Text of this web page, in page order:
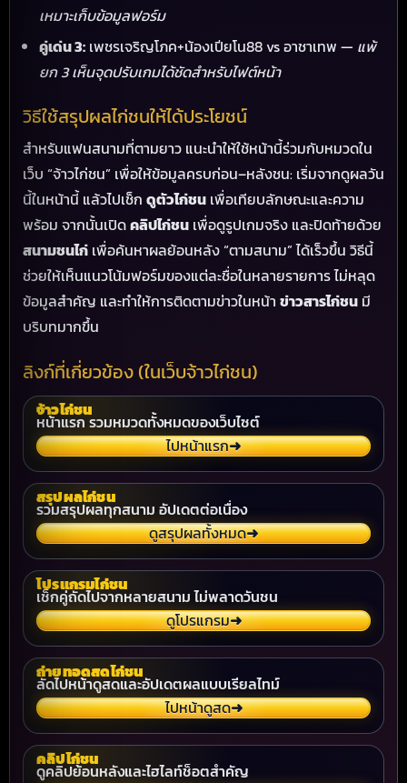
เหมาะเก็บข้อมูลฟอร์ม
คู่เด่น 3: เพชรเจริญโภค+น้องเปียโน88 vs อาชาเทพ — แพ้
ยก 3 เห็นจุดปรับเกมได้ชัดสำหรับไฟต์หน้า
วิธีใช้สรุปผลไก่ชนให้ได้ประโยชน์
สำหรับแฟนสนามที่ตามยาว แนะนำให้ใช้หน้านี้ร่วมกับหมวดใน
เว็บ “จ้าวไก่ชน” เพื่อให้ข้อมูลครบก่อน–หลังชน: เริ่มจากดูผลวัน
นี้ในหน้านี้ แล้วไปเช็ก ดูตัวไก่ชน เพื่อเทียบลักษณะและความ
พร้อม จากนั้นเปิดคลิปไก่ชน เพื่อดูรูปเกมจริง และปิดท้ายด้วย
สนามชนไก่ เพื่อค้นหาผลย้อนหลัง “ตามสนาม” ได้เร็วขึ้น วิธีนี้
ช่วยให้เห็นแนวโน้มฟอร์มของแต่ละชื่อในหลายรายการ ไม่หลุด
ข้อมูลสำคัญ และทำให้การติดตามข่าวในหน้า ข่าวสารไก่ชน มี
บริบทมากขึ้น
ลิงก์ที่เกี่ยวข้อง (ในเว็บจ้าวไก่ชน)
จ้าวไก่ชน
หน้าแรก รวมหมวดทั้งหมดของเว็บไซต์
ไปหน้าแรก➜
สรุปผลไก่ชน
รวมสรุปผลทุกสนาม อัปเดตต่อเนื่อง
ดูสรุปผลทั้งหมด➜
โปรแกรมไก่ชน
เช็กคู่ถัดไปจากหลายสนาม ไม่พลาดวันชน
ดูโปรแกรม➜
ถ่ายทอดสดไก่ชน
ลัดไปหน้าดูสดและอัปเดตผลแบบเรียลไทม์
ไปหน้าดูสด➜
คลิปไก่ชน
ดูคลิปย้อนหลังและไฮไลท์ช็อตสำคัญ